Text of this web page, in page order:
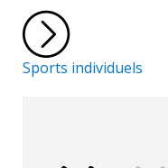
Sports individuels